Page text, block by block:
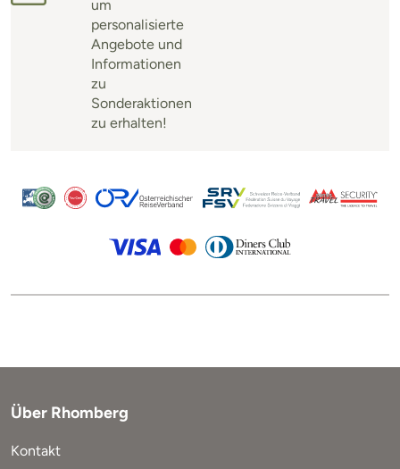
um
personalisierte
Angebote und
Informationen
zu
Sonderaktionen
zu erhalten!
Über Rhomberg
Kontakt